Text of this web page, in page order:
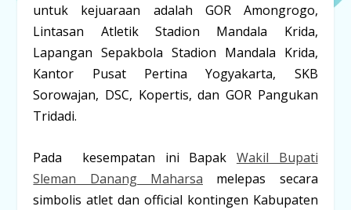
untuk kejuaraan adalah GOR Amongrogo,
Lintasan Atletik Stadion Mandala Krida,
Lapangan Sepakbola Stadion Mandala Krida,
Kantor Pusat Pertina Yogyakarta, SKB
Sorowajan, DSC, Kopertis, dan GOR Pangukan
Tridadi.
Pada kesempatan ini Bapak Wakil Bupati
Sleman Danang Maharsa melepas secara
simbolis atlet dan official kontingen Kabupaten